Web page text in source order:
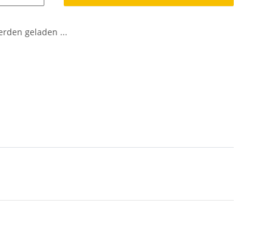
geladen ...